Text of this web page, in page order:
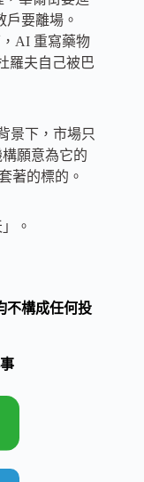
戶要離場。
AI 重寫藥物
羅夫自己被巴
景下，市場只
願意為它的
著的標的。
。
不構成任何投